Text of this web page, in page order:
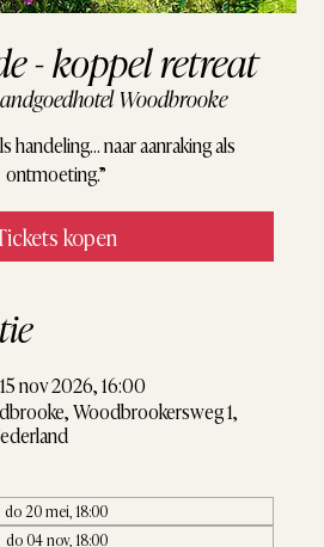
- koppel retreat
Woodbrooke
handeling… naar aanraking als
ontmoeting.”
kopen
nov 2026, 16:00
Woodbrookersweg 1,
do 20 mei, 18:00
do 04 nov, 18:00